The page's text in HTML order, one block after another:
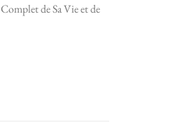
de Sa Vie et de